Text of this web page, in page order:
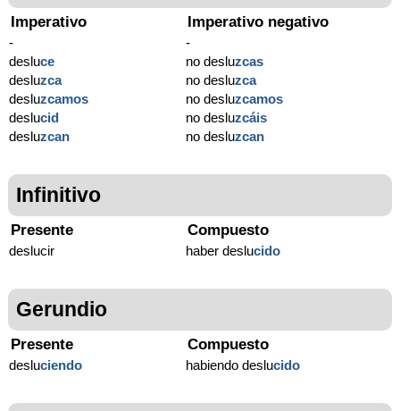
Imperativo
-
desluce
desluzca
desluzcamos
deslucid
desluzcan
Imperativo negativo
-
no desluzcas
no desluzca
no desluzcamos
no desluzcáis
no desluzcan
Infinitivo
Presente
deslucir
Compuesto
haber deslucido
Gerundio
Presente
desluciendo
Compuesto
habiendo deslucido